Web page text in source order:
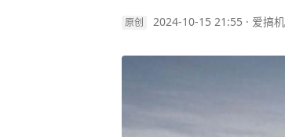
原创 2024-10-15 21:55 · 爱搞机